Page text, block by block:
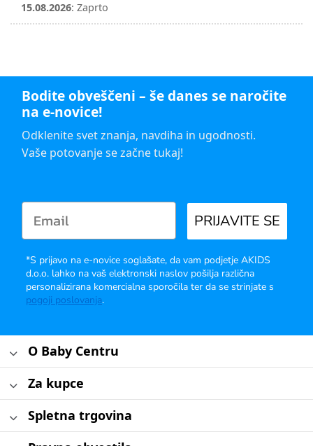
15.08.2026:Zaprto
Bodite obveščeni – še danes se naročite
na e-novice!
Odklenite svet znanja, navdiha in ugodnosti.
Vaše potovanje se začne tukaj!
PRIJAVITE SE
*S prijavo na e-novice soglašate, da vam podjetje AKIDS
d.o.o. lahko na vaš elektronski naslov pošilja različna
personalizirana komercialna sporočila ter da se strinjate s
pogoji poslovanja.
O Baby Centru
Za kupce
Spletna trgovina